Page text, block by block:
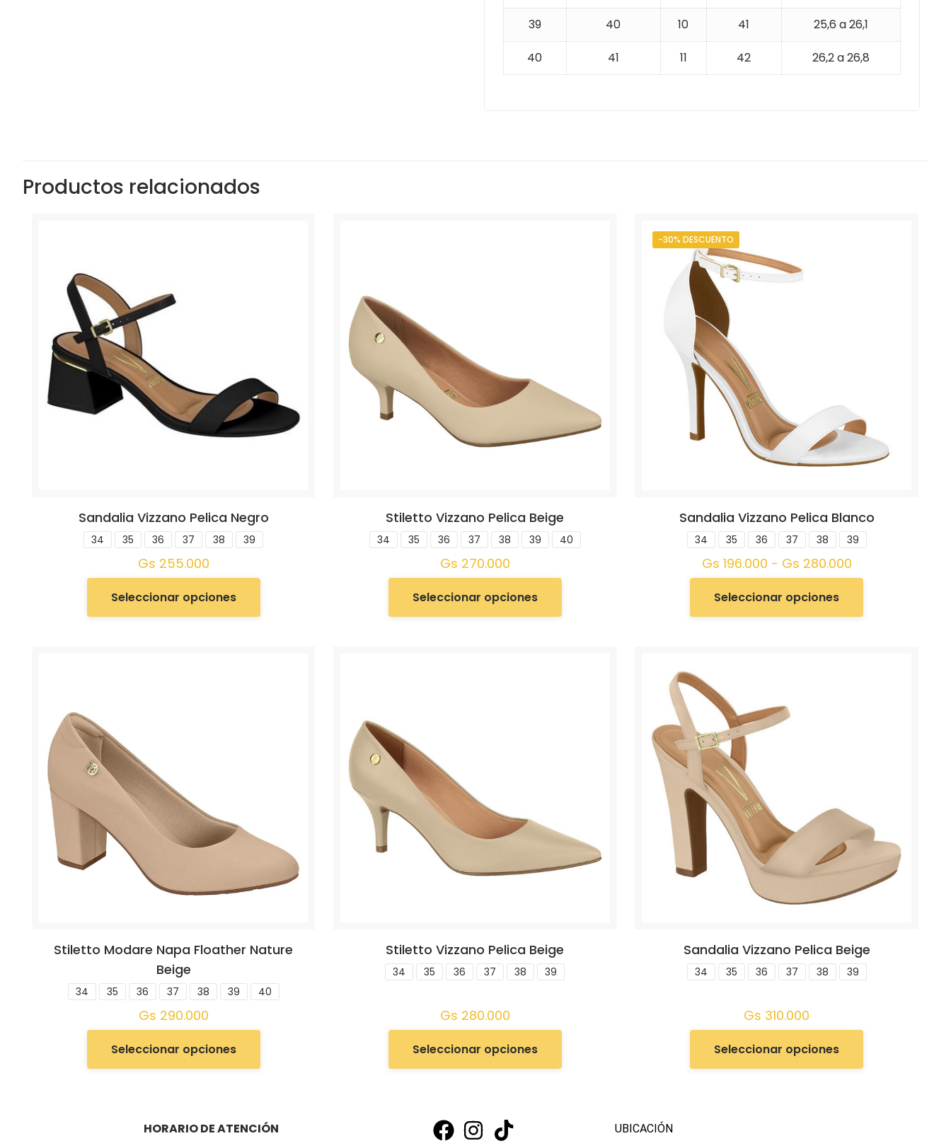
39 40 10 41 25,6 a 26,1
40 41 11 42 26,2 a 26,8
Productos relacionados
Sandalia Vizzano Pelica Negro
34 35 36 37 38 39
Gs 255.000
Seleccionar opciones
Stiletto Vizzano Pelica Beige
34 35 36 37 38 39 40
Gs 270.000
Seleccionar opciones
-30% DESCUENTO
Sandalia Vizzano Pelica Blanco
34 35 36 37 38 39
Gs 196.000 - Gs 280.000
Seleccionar opciones
Stiletto Modare Napa Floather Nature
Beige
34 35 36 37 38 39 40
Gs 290.000
Seleccionar opciones
Stiletto Vizzano Pelica Beige
34 35 36 37 38 39
Gs 280.000
Seleccionar opciones
Sandalia Vizzano Pelica Beige
34 35 36 37 38 39
Gs 310.000
Seleccionar opciones
HORARIO DE ATENCIÓN
UBICACIÓN